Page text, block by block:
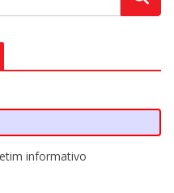
informativo